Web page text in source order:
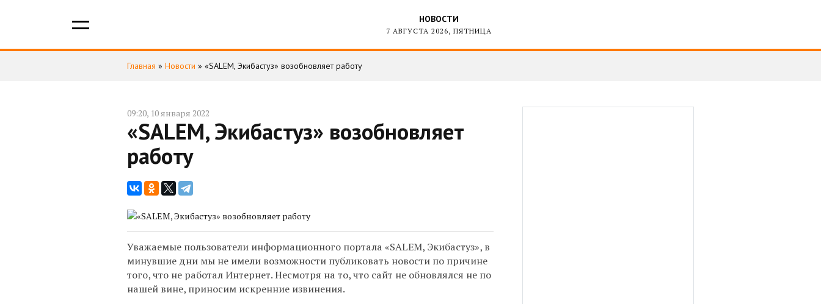
НОВОСТИ
7 АВГУСТА 2026, ПЯТНИЦА
Главная » Новости » «SALEM, Экибастуз» возобновляет работу
09:20, 10 января 2022
«SALEM, Экибастуз» возобновляет
работу
Уважаемые пользователи информационного портала «SALEM, Экибастуз», в
минувшие дни мы не имели возможности публиковать новости по причине
того, что не работал Интернет. Несмотря на то, что сайт не обновлялся не по
нашей вине, приносим искренние извинения.